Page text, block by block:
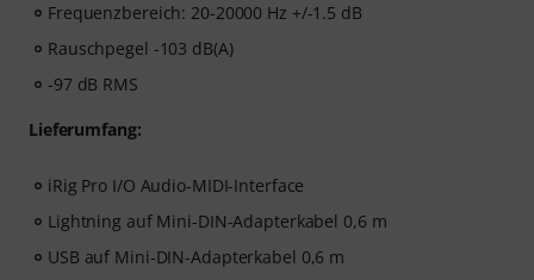
Frequenzbereich: 20-20000 Hz +/-1.5 dB
Rauschpegel -103 dB(A)
-97 dB RMS
Lieferumfang:
iRig Pro I/O Audio-MIDI-Interface
Lightning auf Mini-DIN-Adapterkabel 0,6 m
USB auf Mini-DIN-Adapterkabel 0,6 m